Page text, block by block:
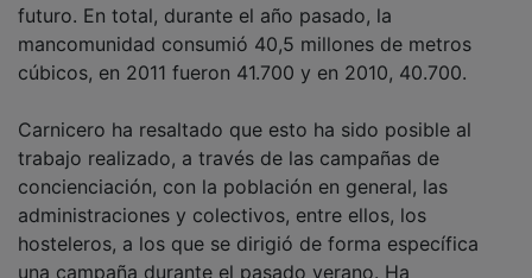
futuro. En total, durante el año pasado, la
mancomunidad consumió 40,5 millones de metros
cúbicos, en 2011 fueron 41.700 y en 2010, 40.700.
Carnicero ha resaltado que esto ha sido posible al
trabajo realizado, a través de las campañas de
concienciación, con la población en general, las
administraciones y colectivos, entre ellos, los
hosteleros, a los que se dirigió de forma específica
una campaña durante el pasado verano. Ha